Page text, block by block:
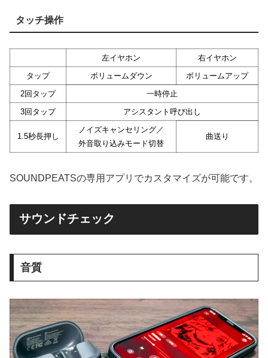
タッチ操作
左イヤホン
右イヤホン
タップ
ボリュームダウン
ボリュームアップ
2回タップ
一時停止
3回タップ
アシスタント呼び出し
1.5秒長押し
ノイズキャンセリング／
外音取り込みモード切替
曲送り
SOUNDPEATSの専用アプリでカスタマイズが可能です。
サウンドチェック
音質